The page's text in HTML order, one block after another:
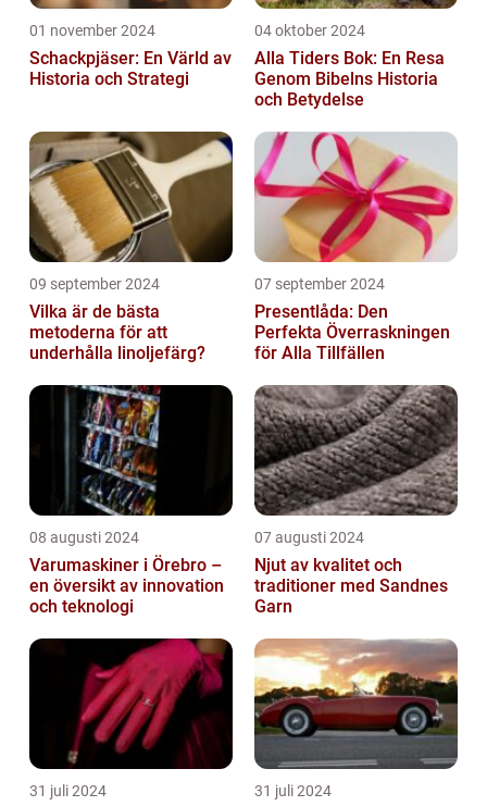
01 november 2024
Schackpjäser: En Värld av
Historia och Strategi
04 oktober 2024
Alla Tiders Bok: En Resa
Genom Bibelns Historia
och Betydelse
09 september 2024
Vilka är de bästa
metoderna för att
underhålla linoljefärg?
07 september 2024
Presentlåda: Den
Perfekta Överraskningen
för Alla Tillfällen
08 augusti 2024
Varumaskiner i Örebro –
en översikt av innovation
och teknologi
07 augusti 2024
Njut av kvalitet och
traditioner med Sandnes
Garn
31 juli 2024 31 juli 2024